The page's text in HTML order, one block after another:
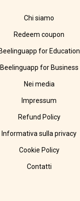
Chi siamo
Redeem coupon
Beelinguapp for Education
Beelinguapp for Business
Nei media
Impressum
Refund Policy
Informativa sulla privacy
Cookie Policy
Contatti